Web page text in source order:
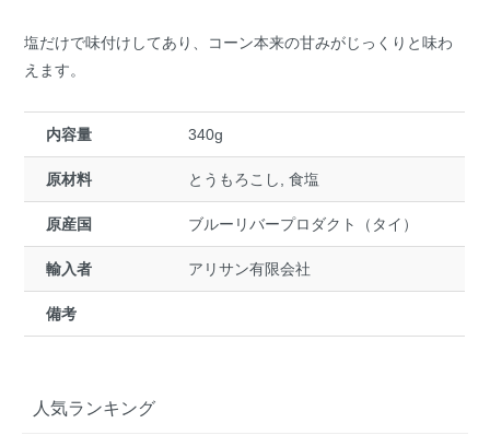
塩だけで味付けしてあり、コーン本来の甘みがじっくりと味わ
えます。
内容量 340g
原材料 とうもろこし, 食塩
原産国 ブルーリバープロダクト（タイ）
輸入者 アリサン有限会社
備考
人気ランキング